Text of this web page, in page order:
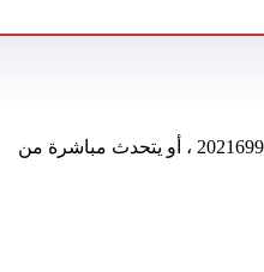
من خلال تطبيق WhatsApp على الرقم +20216990 ، أو يتحدث مباشرة من